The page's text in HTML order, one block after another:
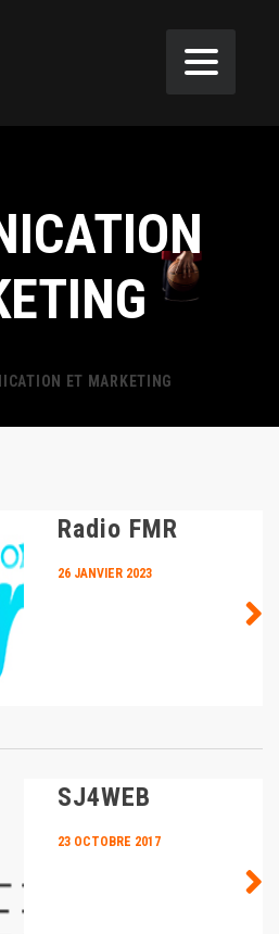
ET MARKETING
Radio FMR
26 JANVIER 2023
SJ4WEB
23 OCTOBRE 2017